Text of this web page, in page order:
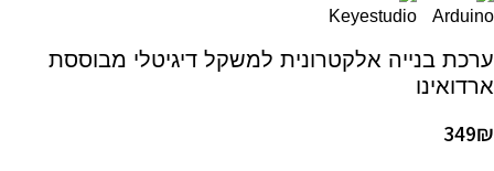
ערכת בנייה אלקטרונית למשקל דיגיטלי מבוססת
ארדואינו
349₪